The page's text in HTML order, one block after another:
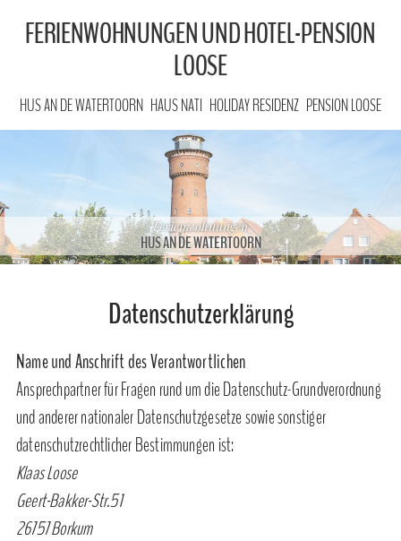
FERIENWOHNUNGEN UND HOTEL-PENSION
LOOSE
HUS AN DE WATERTOORN HAUS NATI HOLIDAY RESIDENZ PENSION LOOSE
Ferienwohnungen
HAUS VEEN
Ferienwohnungen
HUS AN DE WATERTOORN
Datenschutzerklärung
Name und Anschrift des Verantwortlichen
Ansprechpartner für Fragen rund um die Datenschutz-Grundverordnung
und anderer nationaler Datenschutzgesetze sowie sonstiger
datenschutzrechtlicher Bestimmungen ist:
Klaas Loose
Geert-Bakker-Str.51
26757 Borkum